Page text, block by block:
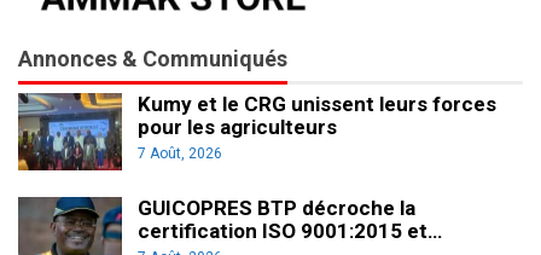
Annonces & Communiqués
Kumy et le CRG unissent leurs forces
pour les agriculteurs
7 Août, 2026
GUICOPRES BTP décroche la
certification ISO 9001:2015 et…